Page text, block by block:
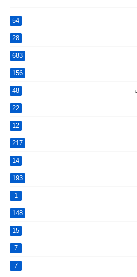
54
28
683
156
48
22
12
217
14
193
1
148
15
7
7